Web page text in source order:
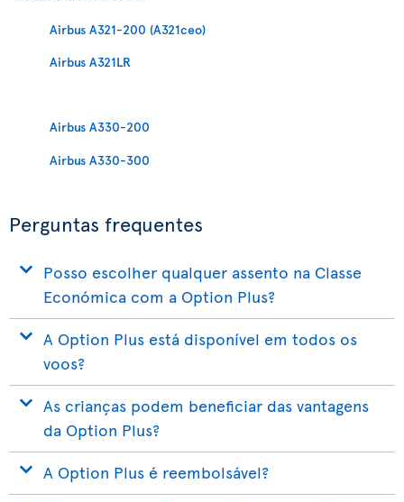
Airbus A321-200 (A321ceo)
Airbus A321LR
Airbus A330-200
Airbus A330-300
Perguntas frequentes
Posso escolher qualquer assento na Classe
Económica com a Option Plus?
A Option Plus está disponível em todos os
voos?
As crianças podem beneficiar das vantagens
da Option Plus?
A Option Plus é reembolsável?